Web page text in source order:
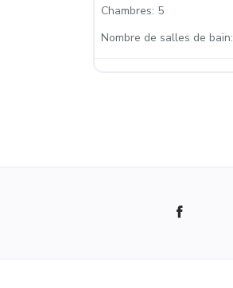
Chambres: 5
Nombre de salles de bain: